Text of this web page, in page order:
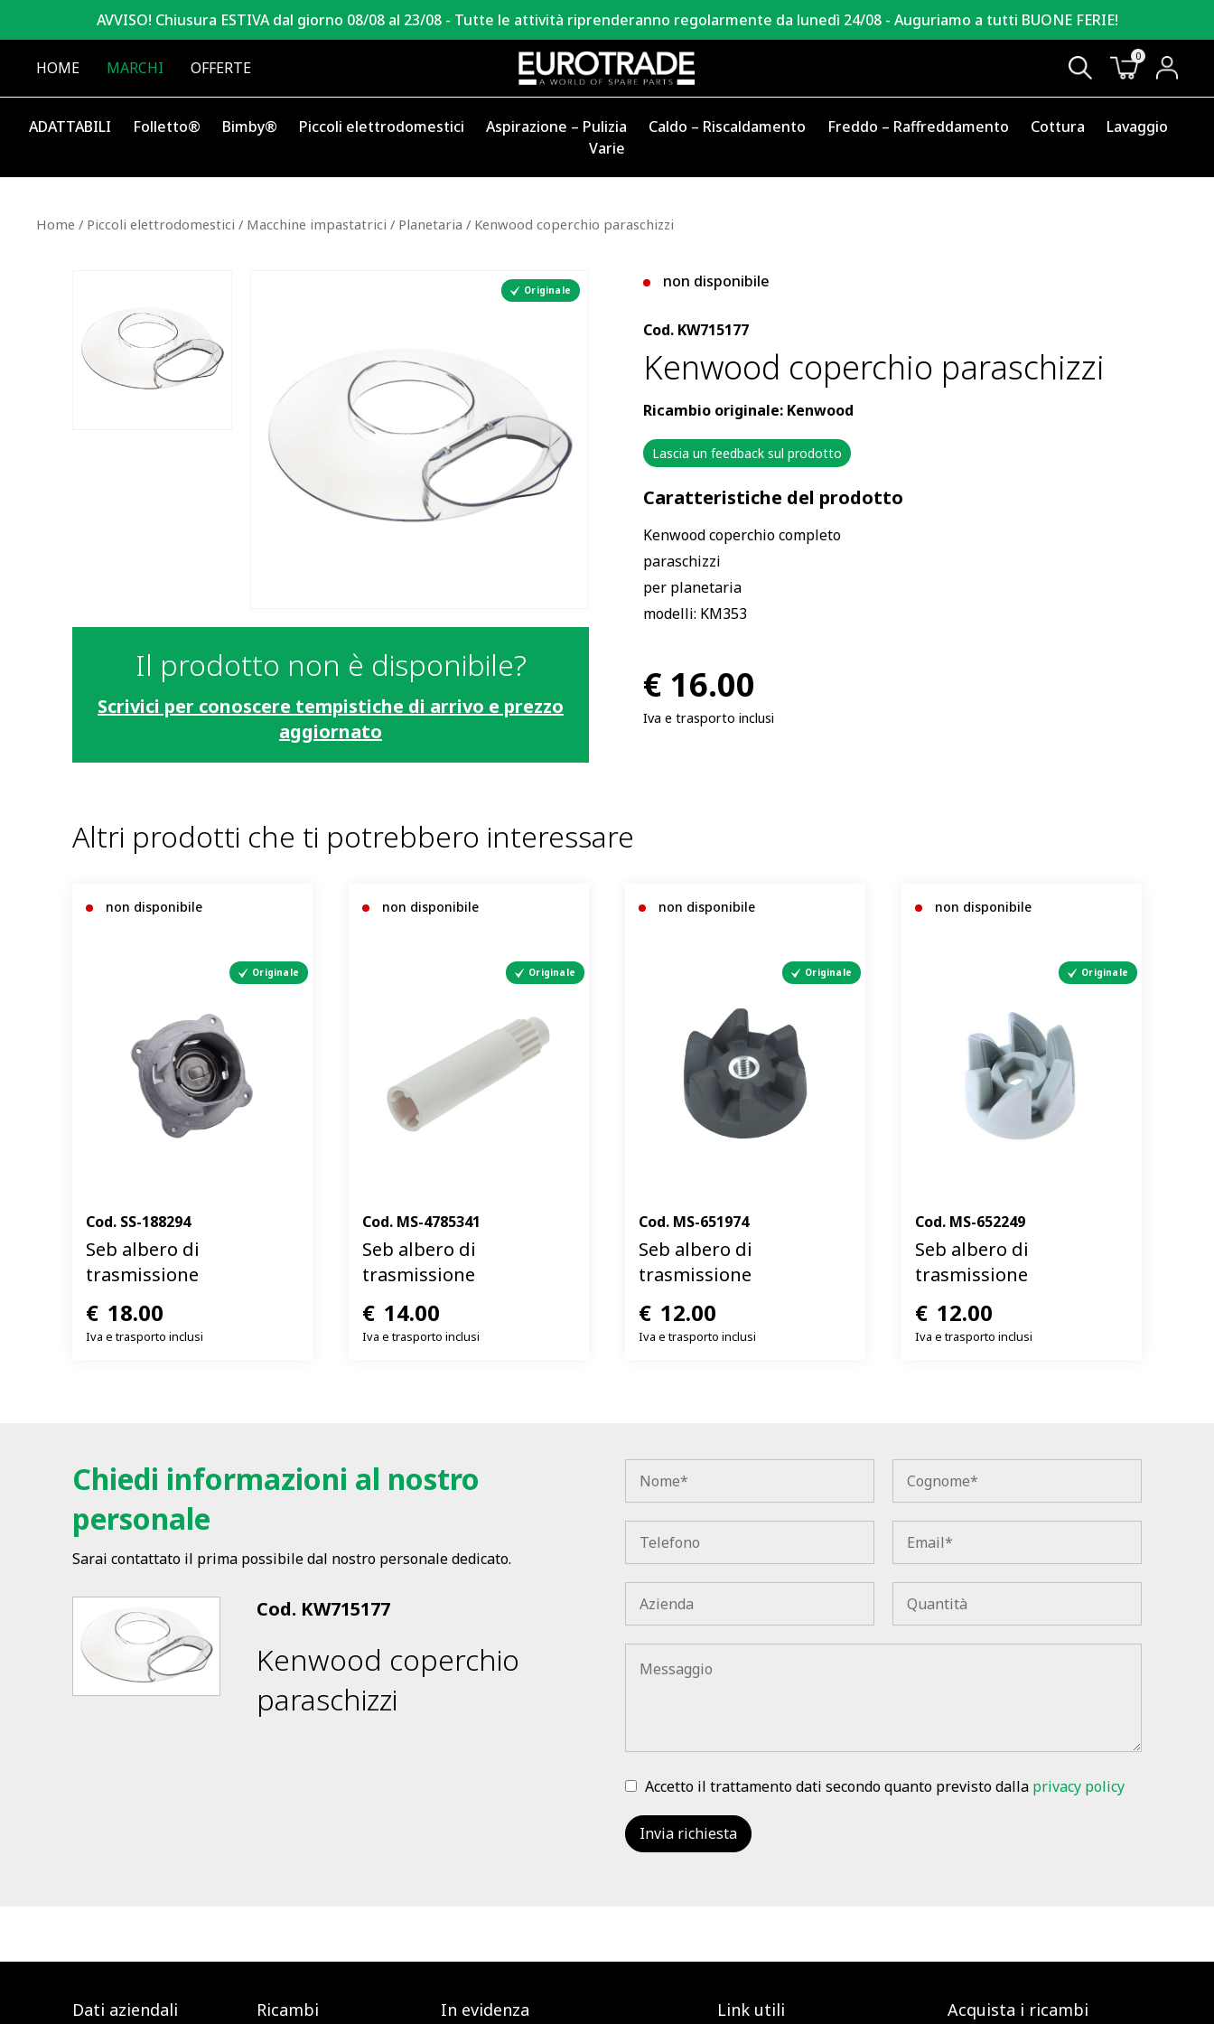
AVVISO! Chiusura ESTIVA dal giorno 08/08 al 23/08 - Tutte le attività riprenderanno regolarmente da lunedì 24/08 - Auguriamo a tutti BUONE FERIE!
HOME MARCHI OFFERTE
0
ADATTABILI Folletto® Bimby® Piccoli elettrodomestici Aspirazione – Pulizia Caldo – Riscaldamento Freddo – Raffreddamento Cottura
Lavaggio
Varie
Home / Piccoli elettrodomestici / Macchine impastatrici / Planetaria / Kenwood coperchio paraschizzi
Originale
Il prodotto non è disponibile?
Scrivici per conoscere tempistiche di arrivo e prezzo
aggiornato
non disponibile
Cod. KW715177
Kenwood coperchio paraschizzi
Ricambio originale: Kenwood
Lascia un feedback sul prodotto
Caratteristiche del prodotto
Kenwood coperchio completo
paraschizzi
per planetaria
modelli: KM353
Iva e trasporto inclusi
€ 16.00
Altri prodotti che ti potrebbero interessare
non disponibile
Originale
Cod. SS-188294
Seb albero di
trasmissione
€ 18.00
Iva e trasporto inclusi
non disponibile
Originale
Cod. MS-4785341
Seb albero di
trasmissione
€ 14.00
Iva e trasporto inclusi
non disponibile
Originale
Cod. MS-651974
Seb albero di
trasmissione
€ 12.00
Iva e trasporto inclusi
non disponibile
Originale
Cod. MS-652249
Seb albero di
trasmissione
€ 12.00
Iva e trasporto inclusi
Chiedi informazioni al nostro
personale
Sarai contattato il prima possibile dal nostro personale dedicato.
Cod. KW715177
Kenwood coperchio
paraschizzi
Accetto il trattamento dati secondo quanto previsto dalla privacy policy
Dati aziendali Ricambi In evidenza Link utili
Acquista i ricambi